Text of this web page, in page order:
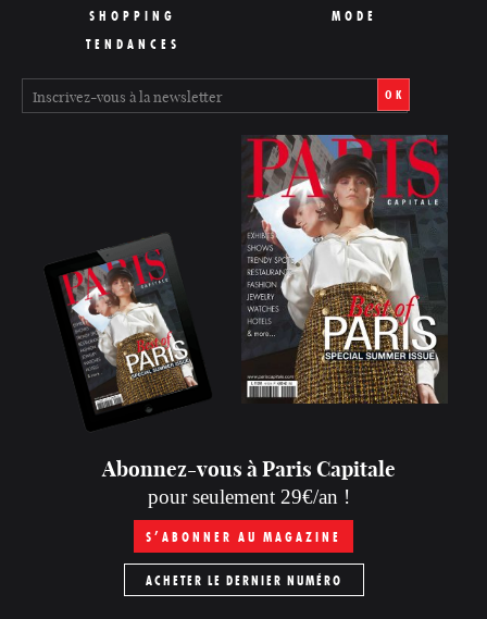
SHOPPING
TENDANCES
MODE
OK
Abonnez-vous à Paris Capitale
pour seulement 29€/an !
S’ABONNER AU MAGAZINE
ACHETER LE DERNIER NUMÉRO